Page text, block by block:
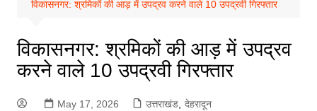
विकासनगर: श्रमिकों की आड़ में उपद्रव करने वाले 10 उपद्रवी गिरफ्तार
विकासनगर: श्रमिकों की आड़ में उपद्रव
करने वाले 10 उपद्रवी गिरफ्तार
May 17, 2026 उत्तराखंड, देहरादून